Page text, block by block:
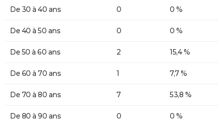
De 30 à 40 ans 0 0 %
De 40 à 50 ans 0 0 %
De 50 à 60 ans 2 15,4 %
De 60 à 70 ans 1 7,7 %
De 70 à 80 ans 7 53,8 %
De 80 à 90 ans 0 0 %